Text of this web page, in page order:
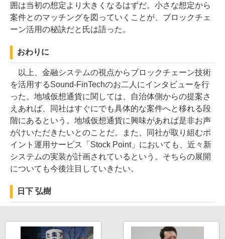
囲は当初の想定より大きくなるはずだ。小さな想定から
案件とのマッチングを図っていくことが、ブロックチェ
ーン活用の秘訣だと氏は語った。
おわりに
以上、金融システムの視点からブロックチェーン技術
を活用するSound-FinTechのお二人にインタビューを行
った。地域仮想通貨に関しては、自治体側からの提案さ
えあれば、同社はすぐにでも具体的な案件へと移れる段
階にあるという。地域仮想通貨に興味があれば是非お声
がけいただきたいとのことだ。また、同社が取り組むポ
イント運用サービス「Stock Point」においても、近々新
システムの実装が計画されているという。そちらの展開
についても今後注目していきたい。
日下 弘樹